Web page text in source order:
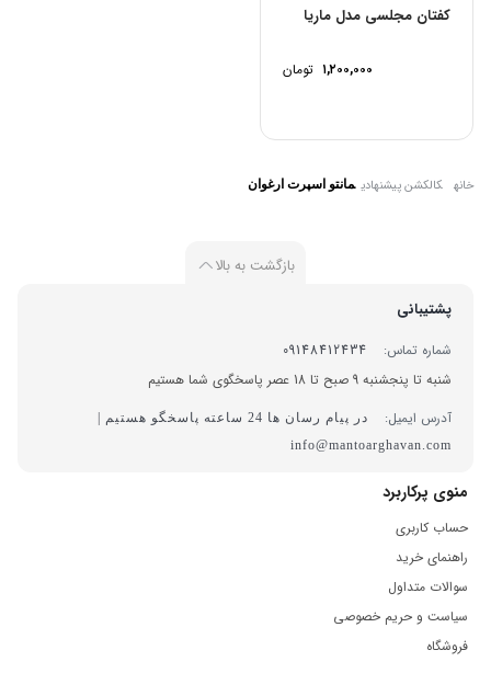
کفتان مجلسی مدل ماریا
۱,۲۰۰,۰۰۰ تومان
خانه کالکشن پیشنهادی مانتو اسپرت ارغوان
بازگشت به بالا
پشتیبانی
شماره تماس:
09148412434
شنبه تا پنجشنبه 9 صبح تا 18 عصر پاسخگوی شما هستیم
آدرس ایمیل:
در پیام رسان ها 24 ساعته پاسخگو هستیم |
info@mantoarghavan.com
منوی پرکاربرد
حساب کاربری
راهنمای خرید
سوالات متداول
سیاست و حریم خصوصی
فروشگاه